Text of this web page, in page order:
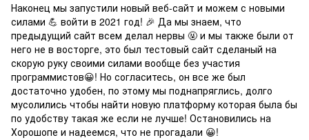
Наконец мы запустили новый веб-сайт и можем с новыми
силами 💪 войти в 2021 год! 🎉 Да мы знаем, что
предыдущий сайт всем делал нервы 🤬 и мы также были от
него не в восторге, это был тестовый сайт сделаный на
скорую руку своими силами вообще без участия
программистов😀! Но согласитесь, он все же был
достаточно удобен, по этому мы поднапряглись, долго
мусолились чтобы найти новую платформу которая была бы
по удобству такая же если не лучше! Остановились на
Хорошопе и надеемся, что не прогадали 😀!